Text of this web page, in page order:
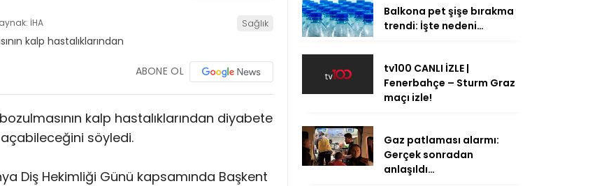
İHA Sağlık
ABONE OL
bozulmasının kalp hastalıklarından diyabete
söyledi.
Diş Hekimliği Günü kapsamında Başkent
Balkona pet şişe bırakma
trendi: İşte nedeni…
tv100 CANLI İZLE |
Fenerbahçe – Sturm Graz
maçı izle!
Gaz patlaması alarmı:
Gerçek sonradan
anlaşıldı…